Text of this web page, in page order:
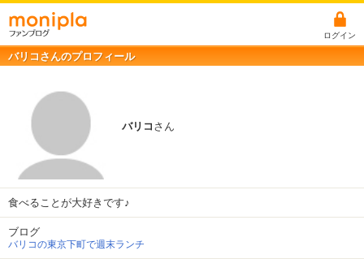
ログイン
バリコさんのプロフィール
バリコ さん
食べることが大好きです♪
ブログ
バリコの東京下町で週末ランチ